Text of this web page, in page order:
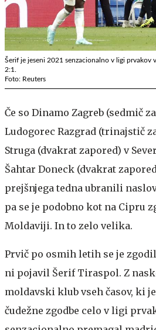
Šerif je jeseni 2021 senzacionalno v ligi prvakov
2:1.
Foto: Reuters
Če so Dinamo Zagreb (sedmič
Ludogorec Razgrad (trinajstič
Struga (dvakrat zapored) v
Šahtar Doneck (dvakrat
prejšnjega tedna ubranili
pa se je podobno kot na Cipru
Moldaviji. In to zelo velika.
Prvič po osmih letih se je
ni pojavil Šerif Tiraspol. Z
moldavski klub vseh časov, ki
čudežne zgodbe celo v ligi